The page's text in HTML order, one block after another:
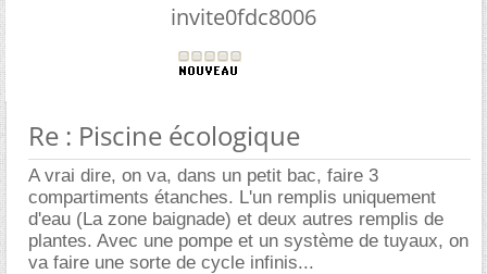
invite0fdc8006
Re : Piscine écologique
A vrai dire, on va, dans un petit bac, faire 3
compartiments étanches. L'un remplis uniquement
d'eau (La zone baignade) et deux autres remplis de
plantes. Avec une pompe et un système de tuyaux, on
va faire une sorte de cycle infinis...